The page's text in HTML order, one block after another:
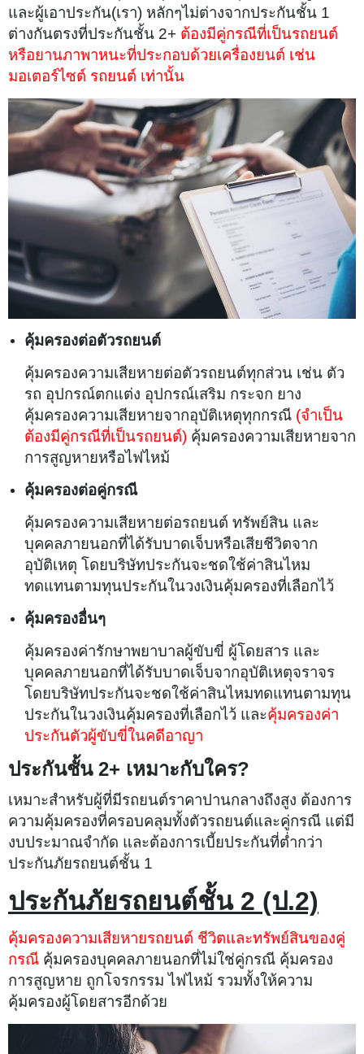
และผู้เอาประกัน(เรา) หลักๆไม่ต่างจากประกันชั้น 1
ต่างกันตรงที่ประกันชั้น 2+ ต้องมีคู่กรณีที่เป็นรถยนต์
หรือยานภาพาหนะที่ประกอบด้วยเครื่องยนต์ เช่น
มอเตอร์ไซต์ รถยนต์ เท่านั้น
คุ้มครองต่อตัวรถยนต์
คุ้มครองความเสียหายต่อตัวรถยนต์ทุกส่วน เช่น ตัว
รถ อุปกรณ์ตกแต่ง อุปกรณ์เสริม กระจก ยาง
คุ้มครองความเสียหายจากอุบัติเหตุทุกกรณี (จำเป็น
ต้องมีคู่กรณีที่เป็นรถยนต์) คุ้มครองความเสียหายจาก
การสูญหายหรือไฟไหม้
คุ้มครองต่อคู่กรณี
คุ้มครองความเสียหายต่อรถยนต์ ทรัพย์สิน และ
บุคคลภายนอกที่ได้รับบาดเจ็บหรือเสียชีวิตจาก
อุบัติเหตุ โดยบริษัทประกันจะชดใช้ค่าสินไหม
ทดแทนตามทุนประกันในวงเงินคุ้มครองที่เลือกไว้
คุ้มครองอื่นๆ
คุ้มครองค่ารักษาพยาบาลผู้ขับขี่ ผู้โดยสาร และ
บุคคลภายนอกที่ได้รับบาดเจ็บจากอุบัติเหตุจราจร
โดยบริษัทประกันจะชดใช้ค่าสินไหมทดแทนตามทุน
ประกันในวงเงินคุ้มครองที่เลือกไว้ และคุ้มครองค่า
ประกันตัวผู้ขับขี่ในคดีอาญา
ประกันชั้น 2+ เหมาะกับใคร?
เหมาะสำหรับผู้ที่มีรถยนต์ราคาปานกลางถึงสูง ต้องการ
ความคุ้มครองที่ครอบคลุมทั้งตัวรถยนต์และคู่กรณี แต่มี
งบประมาณจำกัด และต้องการเบี้ยประกันที่ต่ำกว่า
ประกันภัยรถยนต์ชั้น 1
ประกันภัยรถยนต์ชั้น 2 (ป.2)
คุ้มครองความเสียหายรถยนต์ ชีวิตและทรัพย์สินของคู่
กรณี คุ้มครองบุคคลภายนอกที่ไม่ใช่คู่กรณี คุ้มครอง
การสูญหาย ถูกโจรกรรม ไฟไหม้ รวมทั้งให้ความ
คุ้มครองผู้โดยสารอีกด้วย